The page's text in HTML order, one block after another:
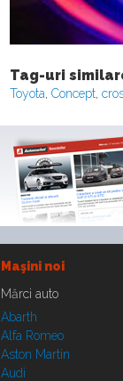
Tag-uri
Toyota, Concept,
Maşini noi
Mărci auto
Abarth
Alfa Romeo
Aston Martin
Audi